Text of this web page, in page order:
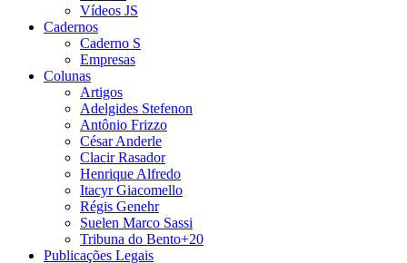
Vídeos JS
Cadernos
Caderno S
Empresas
Colunas
Artigos
Adelgides Stefenon
Antônio Frizzo
César Anderle
Clacir Rasador
Henrique Alfredo
Itacyr Giacomello
Régis Genehr
Suelen Marco Sassi
Tribuna do Bento+20
Publicações Legais